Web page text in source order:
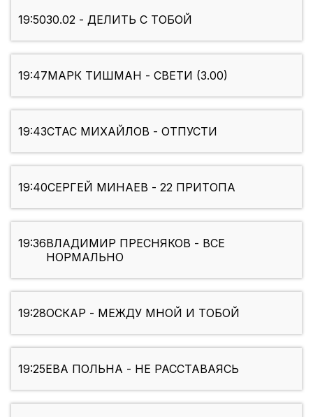
19:5030.02 - ДЕЛИТЬ С ТОБОЙ
19:47МАРК ТИШМАН - СВЕТИ (3.00)
19:43СТАС МИХАЙЛОВ - ОТПУСТИ
19:40СЕРГЕЙ МИНАЕВ - 22 ПРИТОПА
19:36ВЛАДИМИР ПРЕСНЯКОВ - ВСЕ
НОРМАЛЬНО
19:28ОСКАР - МЕЖДУ МНОЙ И ТОБОЙ
19:25ЕВА ПОЛЬНА - НЕ РАССТАВАЯСЬ